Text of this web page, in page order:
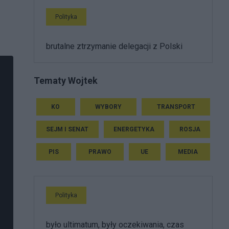
Polityka
brutalne ztrzymanie delegacji z Polski
Tematy Wojtek
KO WYBORY TRANSPORT
SEJM I SENAT ENERGETYKA ROSJA
PIS PRAWO UE MEDIA
Polityka
było ultimatum, były oczekiwania, czas